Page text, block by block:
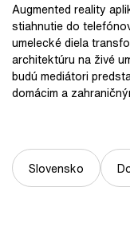
Augmented reality
stiahnutie do
umelecké diela
architektúru na živé
budú mediátori
domácim a
Slovensko